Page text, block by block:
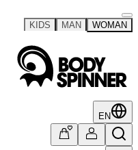
WOMAN
MAN
KIDS
EN